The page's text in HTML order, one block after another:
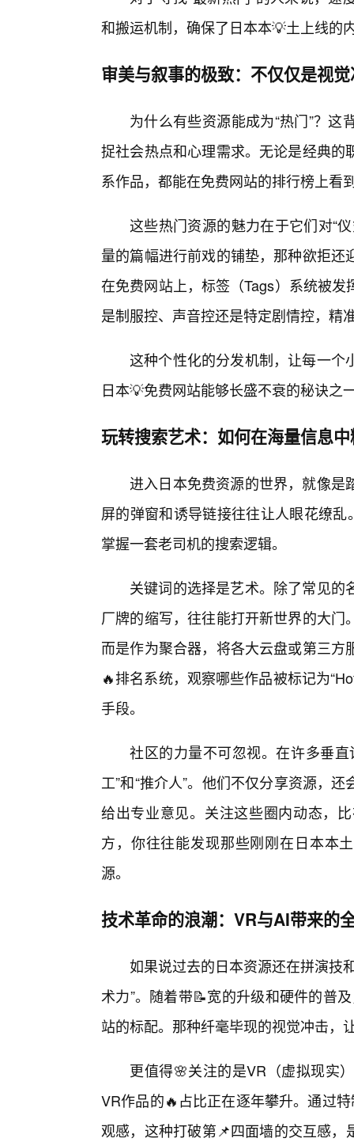
和搬运机制，确保了日本本💡土上线的
审美与叙事的极致：不仅仅是视
为什么有些资源能成为“热门”？
捉社会热点和心理需求。无论是经典
系作品，都能在免费网站的排行榜上看
这些热门资源的魅力在于它们对“
量的篇幅进行前戏的铺垫，那种欲拒
在免费网站上，标签（Tags）系统被
是制服控、声音控还是特定剧情控，精
这种个性化的分发机制，让每一个
日本💡免费网站能够长盛不衰的秘诀之
玩转搜索艺术：如何在海量信息
进入日本免费资源的世界，就像是
屏的弹窗和诱导链接往往让人眼花缭
掌握一套老司机的搜索逻辑。
关键词的选择是艺术。除了常见
厂牌的缩写，往往能打开新世界的大
而是作为聚合器，将各大云盘或第三
🔥排名系统，观察哪些作品被标记为
手段。
社区的力量不可忽视。在许多垂
工”和“推介人”。他们不仅分享资源，
给出专业意见。关注这些圈内动态，
方，你往往能发现那些刚刚在日本本
源。
技术革命的浪潮：VR与AI带来的
如果说过去的日本资源还在拼演技
术力”。随着带📝宽的升级和硬件的普
站的标配。那种纤毫毕现的视觉冲击，
更值得🌸关注的是VR（虚拟现实
VR作品的🔥占比正在逐年攀升。通过
观感，这种打破第📌四面墙的交互感